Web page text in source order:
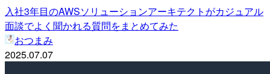
入社3年目のAWSソリューションアーキテクトがカジュアル
面談でよく聞かれる質問をまとめてみた
おつまみ
2025.07.07